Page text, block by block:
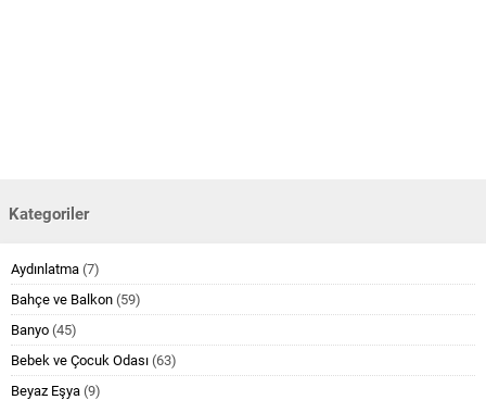
Kategoriler
Aydınlatma (7)
Bahçe ve Balkon (59)
Banyo (45)
Bebek ve Çocuk Odası (63)
Beyaz Eşya (9)